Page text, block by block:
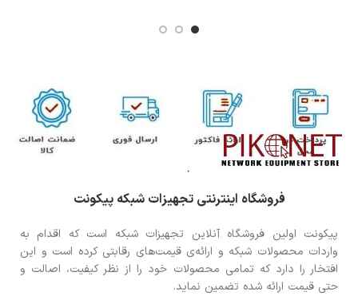
فروشگاه اینترنتی تجهیزات شبکه پیکونت
پیکونت اولین فروشگاه آنلاین تجهیزات شبکه است که اقدام به
واردات محصولات شبکه و ارائه‌ی قیمت‌های رقابتی کرده است و این
افتخار را دارد که تمامی محصولات خود را از نظر کیفیت، اصالت و
حتی قیمت ارائه شده تضمین نماید.